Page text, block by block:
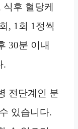
후 혈당케
, 1회 1정씩
30분 이내
.
전단계인 분
있습니다.